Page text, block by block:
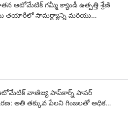
ఆటోమేటిక్ గమ్మీ క్యాండీ ఉత్పత్తి శ్రేణి
సామర్థ్యాన్ని మరియు
ఆటోమేటిక్ వాణిజ్య పాప్‌కార్న్ పాపర్
అతి తక్కువ పేలని గింజలతో అధిక